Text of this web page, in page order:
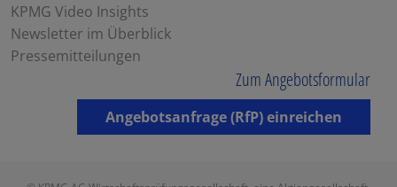
KPMG Video Insights
Newsletter im Überblick
Pressemitteilungen
Zum Angebotsformular
Angebotsanfrage (RfP) einreichen